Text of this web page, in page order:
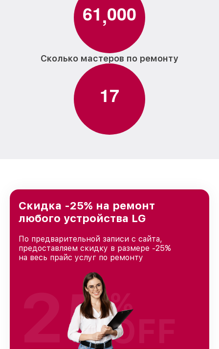
61,000
Сколько мастеров по ремонту
17
Скидка -25% на ремонт
любого устройства LG
По предварительной записи с сайта,
предоставляем скидку в размере -25%
на весь прайс услуг по ремонту
25%
OFF